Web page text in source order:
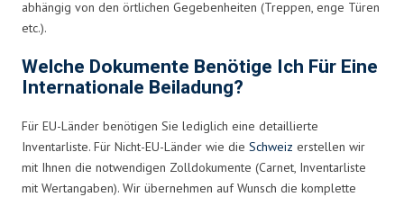
abhängig von den örtlichen Gegebenheiten (Treppen, enge Türen
etc.).
Welche Dokumente Benötige Ich Für Eine
Internationale Beiladung?
Für EU-Länder benötigen Sie lediglich eine detaillierte
Inventarliste. Für Nicht-EU-Länder wie die Schweiz erstellen wir
mit Ihnen die notwendigen Zolldokumente (Carnet, Inventarliste
mit Wertangaben). Wir übernehmen auf Wunsch die komplette